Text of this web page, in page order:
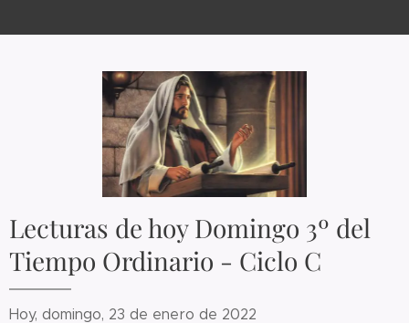
Lecturas de hoy Domingo 3º del
Tiempo Ordinario - Ciclo C
Hoy, domingo, 23 de enero de 2022